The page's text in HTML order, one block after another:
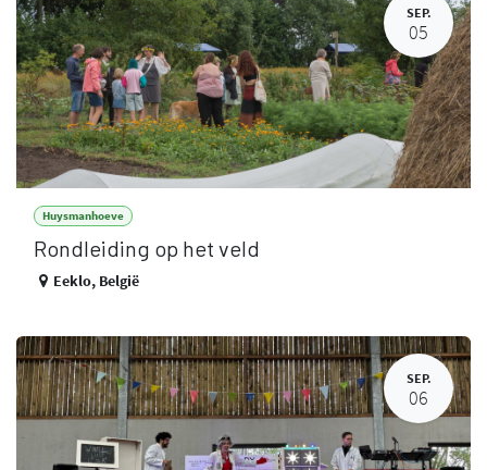
SEP.
05
Huysmanhoeve
Rondleiding op het veld
Eeklo, België
SEP.
06